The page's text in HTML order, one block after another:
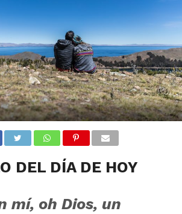
DEL DÍA DE HOY
mí, oh Dios, un